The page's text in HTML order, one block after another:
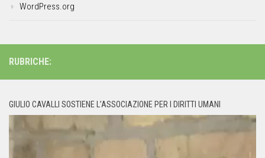
WordPress.org
RUBRICHE:
GIULIO CAVALLI SOSTIENE L’ASSOCIAZIONE PER I DIRITTI UMANI
Player